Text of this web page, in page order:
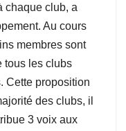
chaque club, a
Au cours
membres sont
tous les clubs
Cette proposition
des clubs, il
3 voix aux